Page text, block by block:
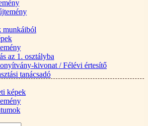
munkáiból
az 1. osztályba
kivonat / Félévi értesítő
tanácsadó
képek